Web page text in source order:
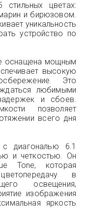
цветах:
и бирюзовом.
уникальность
устройство по
оснащена мощным
высокую
Это
любимыми
и сбоев.
позволяет
всего дня
с диагональю 6.1
и четкостью. Он
Tone, которая
в
освещения,
изображения
яркость